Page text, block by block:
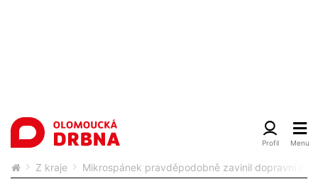
Z kraje Mikrospánek pravděpodobně zavinil dopravní